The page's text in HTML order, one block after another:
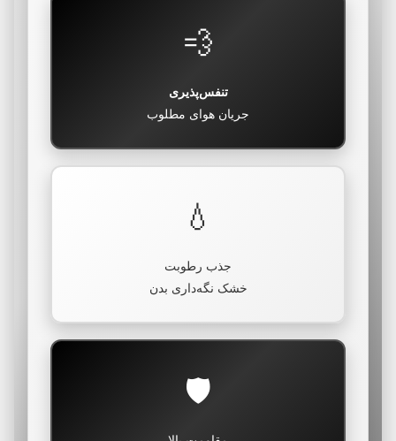
💨
تنفس‌پذیری
جریان هوای مطلوب
💧
جذب رطوبت
خشک نگه‌داری بدن
🛡️